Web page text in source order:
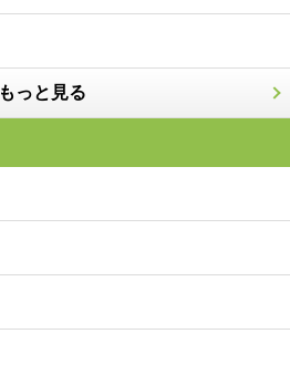
もっと見る